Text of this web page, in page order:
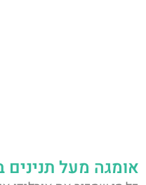
אומגה מעל תנינים